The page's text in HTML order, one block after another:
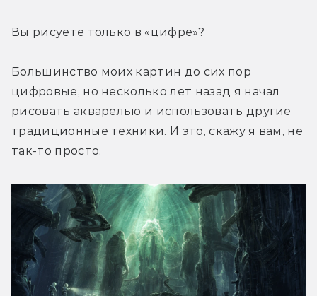
Вы рисуете только в «цифре»?
Большинство моих картин до сих пор
цифровые, но несколько лет назад я начал
рисовать акварелью и использовать другие
традиционные техники. И это, скажу я вам, не
так-то просто.